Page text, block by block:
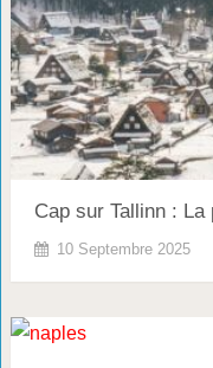
Cap sur Tallinn :
10 Septembre 2025